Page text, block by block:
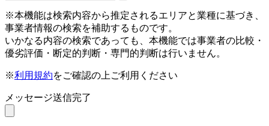
※本機能は検索内容から推定されるエリアと業種に基づき、
事業者情報の検索を補助するものです。
いかなる内容の検索であっても、本機能では事業者の比較・
優劣評価・断定的判断・専門的判断は行いません。
※利用規約をご確認の上ご利用ください
メッセージ送信完了